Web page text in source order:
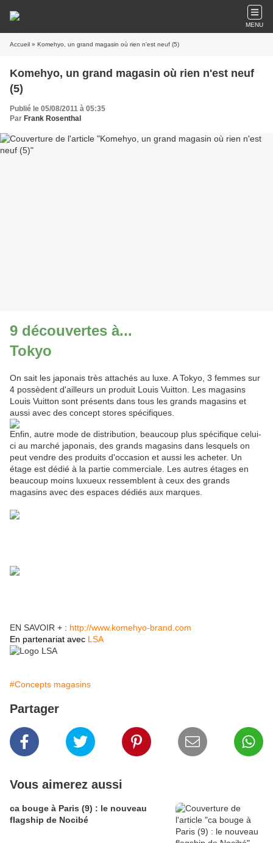
MENU
Accueil » Komehyo, un grand magasin où rien n'est neuf (5)
Komehyo, un grand magasin où rien n'est neuf
(5)
Publié le 05/08/2011 à 05:35
Par Frank Rosenthal
9 découvertes à...
Tokyo
On sait les japonais très attachés au luxe. A Tokyo, 3 femmes sur
4 possèdent d'ailleurs un produit Louis Vuitton. Les magasins
Louis Vuitton sont présents dans tous les grands magasins et
aussi avec des concept stores spécifiques.
Enfin, autre mode de distribution, beaucoup plus spécifique celui-
ci au marché japonais, des grands magasins dans lesquels on
peut vendre des produits d'occasion et aussi les acheter. Un
étage est dédié à la partie commerciale. Les autres étages en
beaucoup moins luxueux ressemblent à ceux des grands
magasins avec des espaces dédiés aux marques.
EN SAVOIR + : http://www.komehyo-brand.com
En partenariat avec LSA
#Concepts magasins
Partager
Vous aimerez aussi
ca bouge à Paris (9) : le nouveau
flagship de Nocibé